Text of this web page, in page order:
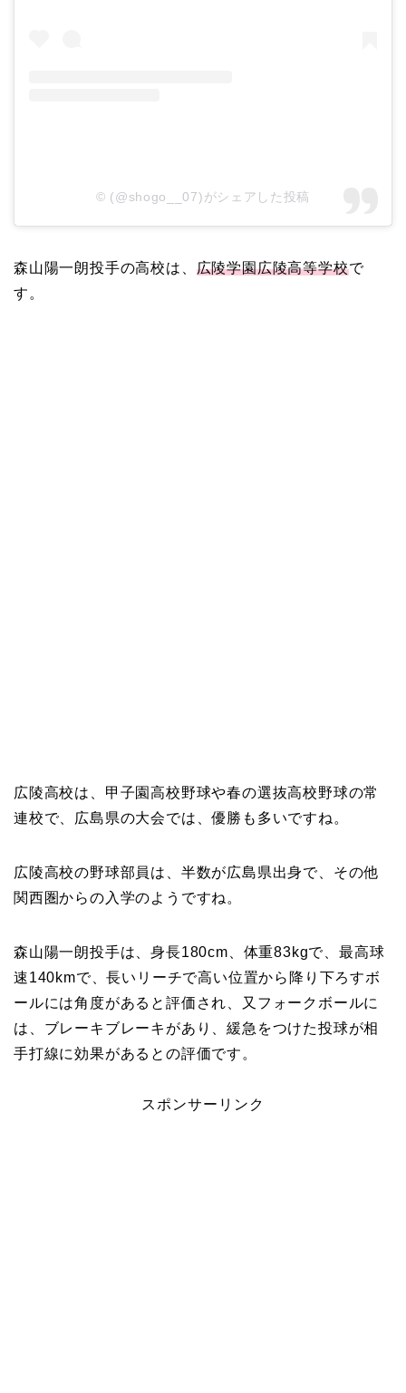
©︎ (@shogo__07)がシェアした投稿
森山陽一朗投手の高校は、 広陵学園広陵高等学校で
す。
広陵高校は、甲子園高校野球や春の選抜高校野球の常
連校で、広島県の大会では、優勝も多いですね。
広陵高校の野球部員は、半数が広島県出身で、その他
関西圏からの入学のようですね。
森山陽一朗投手は、身長180cm、体重83kgで、最高球
速140kmで、長いリーチで高い位置から降り下ろすボ
ールには角度があると評価され、又フォークボールに
は、ブレーキブレーキがあり、緩急をつけた投球が相
手打線に効果があるとの評価です。
スポンサーリンク